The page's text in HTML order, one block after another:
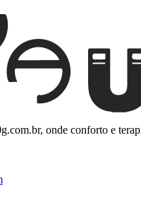
onde conforto e